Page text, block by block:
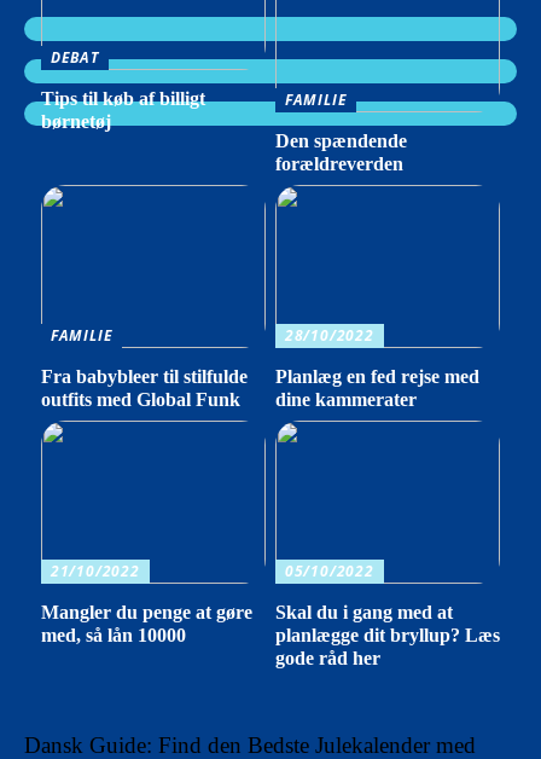
DEBAT
Tips til køb af billigt
børnetøj
FAMILIE
Den spændende
forældreverden
FAMILIE
Fra babybleer til stilfulde
outfits med Global Funk
28/10/2022
Planlæg en fed rejse med
dine kammerater
21/10/2022
Mangler du penge at gøre
med, så lån 10000
05/10/2022
Skal du i gang med at
planlægge dit bryllup? Læs
gode råd her
Dansk Guide: Find den Bedste Julekalender med